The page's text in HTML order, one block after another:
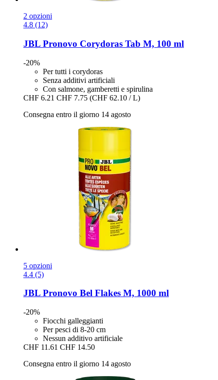
2 opzioni
4.8 (12)
JBL Pronovo Corydoras Tab M, 100 ml
-20%
Per tutti i corydoras
Senza additivi artificiali
Con salmone, gamberetti e spirulina
CHF 6.21 CHF 7.75 (CHF 62.10 / L)
Consegna entro il giorno 14 agosto
5 opzioni
4.4 (5)
JBL Pronovo Bel Flakes M, 1000 ml
-20%
Fiocchi galleggianti
Per pesci di 8-20 cm
Nessun additivo artificiale
CHF 11.61 CHF 14.50
Consegna entro il giorno 14 agosto